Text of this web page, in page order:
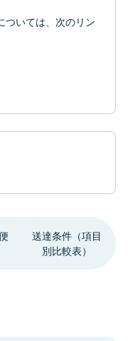
ついては、次のリン
送達条件（項目
別比較表）